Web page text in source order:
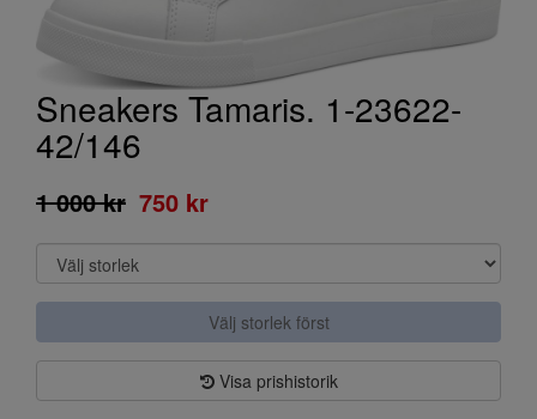
Sneakers Tamaris. 1-23622-
42/146
1 000 kr 750 kr
Välj storlek först
Visa prishistorik